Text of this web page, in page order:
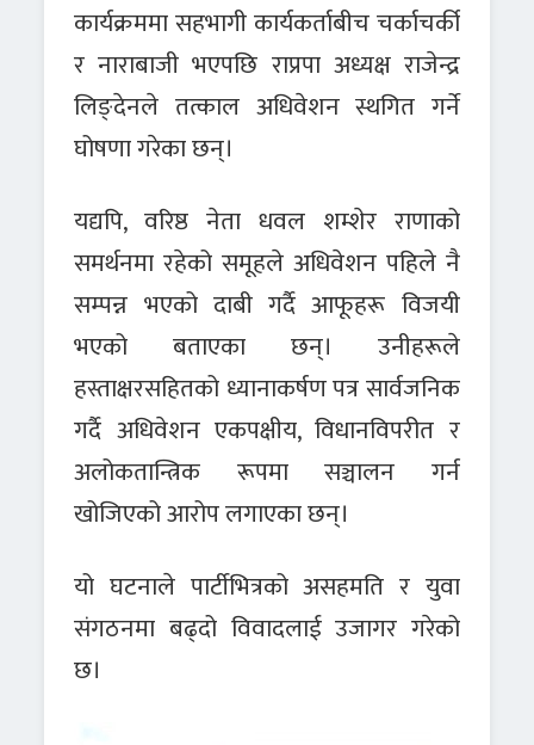
कार्यक्रममा सहभागी कार्यकर्ताबीच चर्काचर्की
र नाराबाजी भएपछि राप्रपा अध्यक्ष राजेन्द्र
लिङ्देनले तत्काल अधिवेशन स्थगित गर्ने
घोषणा गरेका छन्।
यद्यपि, वरिष्ठ नेता धवल शम्शेर राणाको
समर्थनमा रहेको समूहले अधिवेशन पहिले नै
सम्पन्न भएको दाबी गर्दै आफूहरू विजयी
भएको बताएका छन्। उनीहरूले
हस्ताक्षरसहितको ध्यानाकर्षण पत्र सार्वजनिक
गर्दै अधिवेशन एकपक्षीय, विधानविपरीत र
अलोकतान्त्रिक रूपमा सञ्चालन गर्न
खोजिएको आरोप लगाएका छन्।
यो घटनाले पार्टीभित्रको असहमति र युवा
संगठनमा बढ्दो विवादलाई उजागर गरेको
छ।